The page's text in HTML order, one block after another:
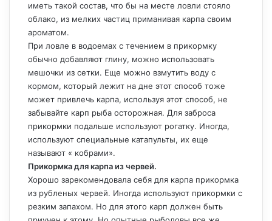
иметь такой состав, что бы на месте ловли стояло
облако, из мелких частиц приманивая карпа своим
ароматом.
При ловле в водоемах с течением в прикормку
обычно добавляют глину, можно использовать
мешочки из сетки. Еще можно взмутить воду с
кормом, который лежит на дне этот способ тоже
может привлечь карпа, используя этот способ, не
забывайте карп рыба осторожная. Для заброса
прикормки подальше используют рогатку. Иногда,
используют специальные катапульты, их еще
называют « кобрами».
Прикормка для карпа из червей.
Хорошо зарекомендовала себя для карпа прикормка
из рубленых червей. Иногда используют прикормки с
резким запахом. Но для этого карп должен быть